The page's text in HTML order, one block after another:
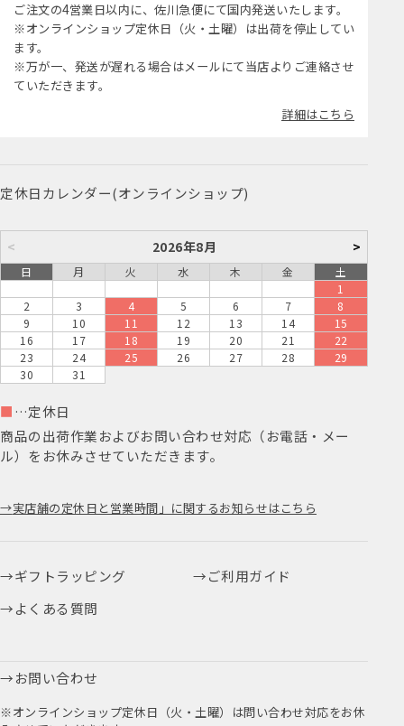
ご注文の4営業日以内に、佐川急便にて国内発送いたします。
※オンラインショップ定休日（火・土曜）は出荷を停止してい
ます。
※万が一、発送が遅れる場合はメールにて当店よりご連絡させ
ていただきます。
詳細はこちら
定休日カレンダー(オンラインショップ)
< 2026年8月 >
日 月 火 水 木 金
土
1
2
3 4 5 6 7
8
9
10 11 12 13 14
15
16
17 18 19 20 21
22
23
24 25 26 27 28
29
30
31
■ …定休日
商品の出荷作業およびお問い合わせ対応（お電話・メー
ル）をお休みさせていただきます。
実店舗の定休日と営業時間」に関するお知らせはこちら
ギフトラッピング
ご利用ガイド
よくある質問
お問い合わせ
※オンラインショップ定休日（火・土曜）は問い合わせ対応をお休